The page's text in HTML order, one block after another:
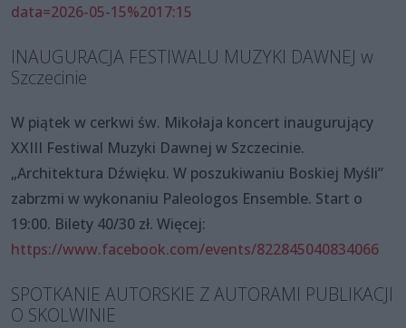
data=2026-05-15%2017:15
INAUGURACJA FESTIWALU MUZYKI DAWNEJ w
Szczecinie
W piątek w cerkwi św. Mikołaja koncert inaugurujący
XXIII Festiwal Muzyki Dawnej w Szczecinie.
„Architektura Dźwięku. W poszukiwaniu Boskiej Myśli”
zabrzmi w wykonaniu Paleologos Ensemble. Start o
19:00. Bilety 40/30 zł. Więcej:
https://www.facebook.com/events/822845040834066
SPOTKANIE AUTORSKIE Z AUTORAMI PUBLIKACJI
O SKOLWINIE